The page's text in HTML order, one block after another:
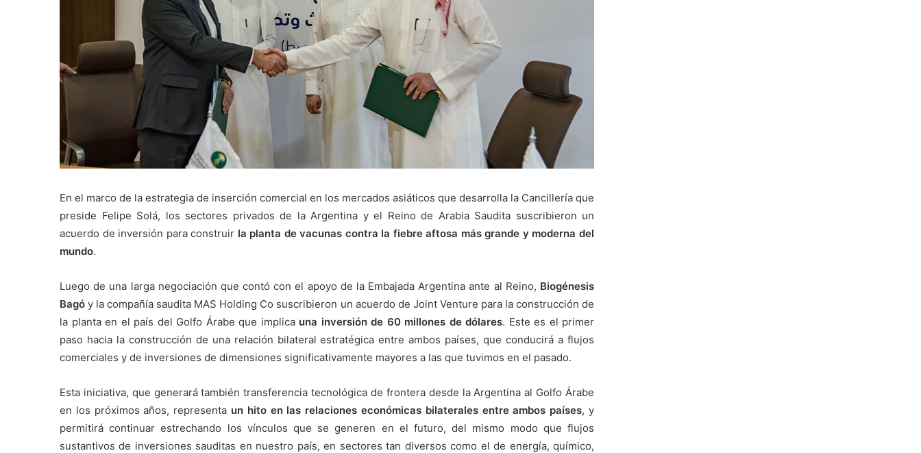
En el marco de la estrategia de inserción comercial en los mercados asiáticos que desarrolla la Cancillería que
preside Felipe Solá, los sectores privados de la Argentina y el Reino de Arabia Saudita suscribieron un
acuerdo de inversión para construir la planta de vacunas contra la fiebre aftosa más grande y moderna del
mundo.
Luego de una larga negociación que contó con el apoyo de la Embajada Argentina ante al Reino, Biogénesis
Bagó y la compañía saudita MAS Holding Co suscribieron un acuerdo de Joint Venture para la construcción de
la planta en el país del Golfo Árabe que implica una inversión de 60 millones de dólares. Este es el primer
paso hacia la construcción de una relación bilateral estratégica entre ambos países, que conducirá a flujos
comerciales y de inversiones de dimensiones significativamente mayores a las que tuvimos en el pasado.
Esta iniciativa, que generará también transferencia tecnológica de frontera desde la Argentina al Golfo Árabe
en los próximos años, representa un hito en las relaciones económicas bilaterales entre ambos países, y
permitirá continuar estrechando los vínculos que se generen en el futuro, del mismo modo que flujos
sustantivos de inversiones sauditas en nuestro país, en sectores tan diversos como el de energía, químico,